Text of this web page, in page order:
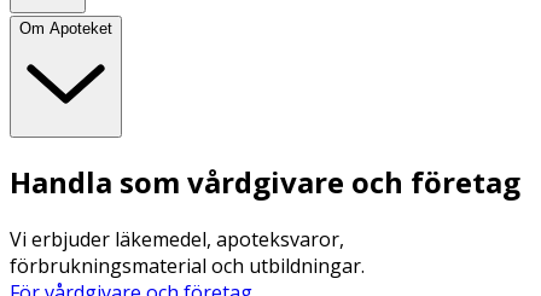
Om Apoteket
Handla som vårdgivare och företag
Vi erbjuder läkemedel, apoteksvaror,
förbrukningsmaterial och utbildningar.